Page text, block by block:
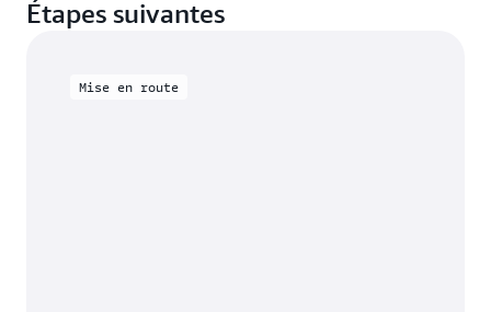
Étapes suivantes
Mise en route